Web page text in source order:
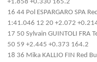
+1.858 +0.330 165.2
16 44 Pol ESPARGARO SPA
1:41.046 12 20 +2.072
17 50 Sylvain GUINTOLI FRA
50 59 +2.445 +0.373 164.2
18 36 Mika KALLIO FIN Red